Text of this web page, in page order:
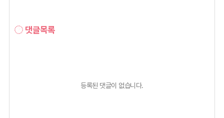
댓글목록
등록된 댓글이 없습니다.